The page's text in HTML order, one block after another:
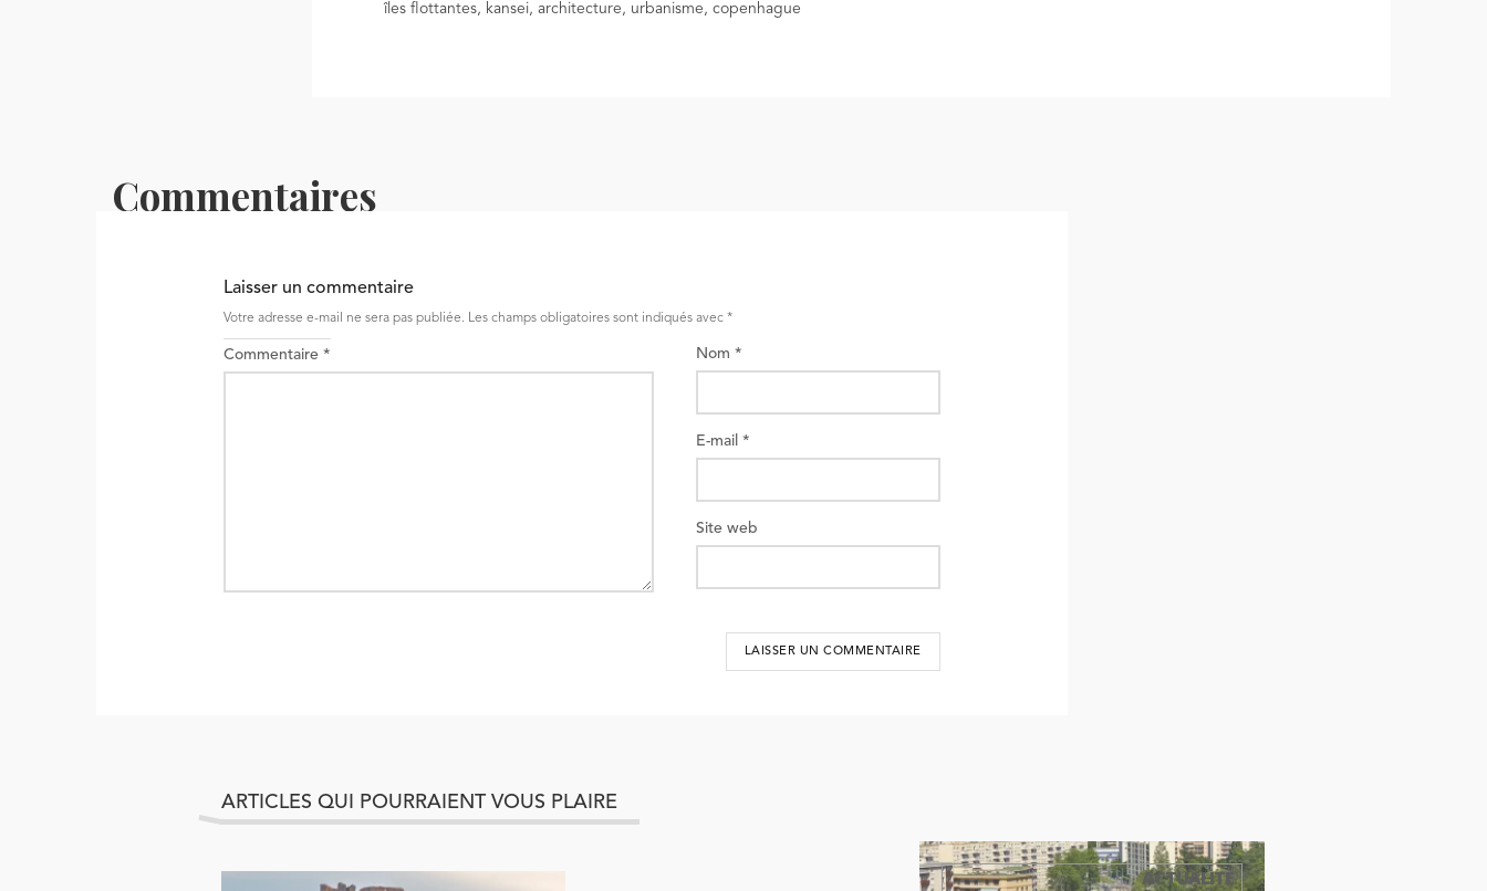
îles flottantes, kansei, architecture, urbanisme, copenhague
Commentaires
Laisser un commentaire
Votre adresse e-mail ne sera pas publiée. Les champs obligatoires sont indiqués avec *
Commentaire * Nom*
E-mail*
Site web
ARTICLES QUI POURRAIENT VOUS PLAIRE
ACTUALITÉ